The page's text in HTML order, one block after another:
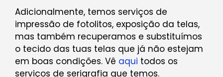
Adicionalmente, temos serviços de
impressão de fotolitos, exposição da telas,
mas também recuperamos e substituímos
o tecido das tuas telas que já não estejam
em boas condições. Vê aqui todos os
serviços de serigrafia que temos.